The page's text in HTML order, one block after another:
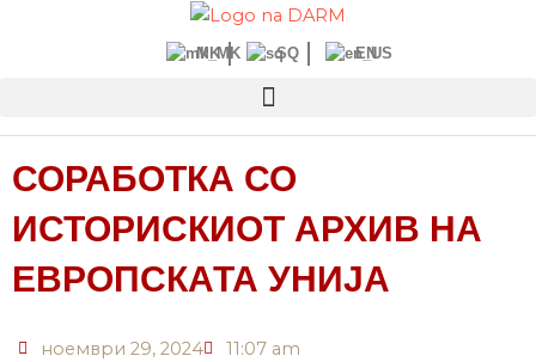
MK SQ EN
СОРАБОТКА СО
ИСТОРИСКИОТ АРХИВ НА
ЕВРОПСКАТА УНИЈА
ноември 29, 2024 11:07 am